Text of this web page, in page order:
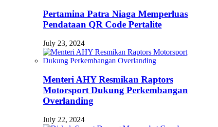
Pertamina Patra Niaga Memperluas
Pendataan QR Code Pertalite
July 23, 2024
Menteri AHY Resmikan Raptors
Motorsport Dukung Perkembangan
Overlanding
July 22, 2024